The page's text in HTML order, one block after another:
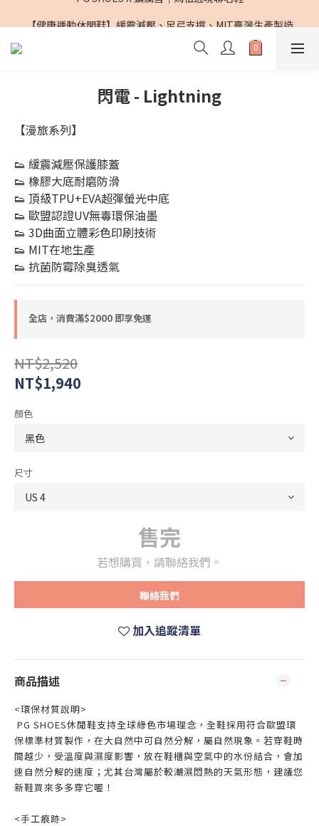
【健康運動休閒鞋】緩震減壓、足弓支撐、MIT臺灣生產製造
PG SHOES X 鎮瀾宮｜媽祖遶境聯名鞋
閃電 - Lightning
【漫旅系列】
👟 緩震減壓保護膝蓋
👟 橡膠大底耐磨防滑
👟 頂級TPU+EVA超彈螢光中底
👟 歐盟認證UV無毒環保油墨
👟 3D曲面立體彩色印刷技術
👟 MIT在地生產
👟 抗菌防霉除臭透氣
全店，消費滿$2000 即享免運
NT$2,520
NT$1,940
顏色
尺寸
售完
若想購買，請聯絡我們。
聯絡我們
加入追蹤清單
商品描述
<環保材質說明>
PG SHOES休閒鞋支持全球綠色市場理念，全鞋採用符合歐盟環
保標準材質製作，在大自然中可自然分解，屬自然現象。若穿鞋時
間越少，受溫度與濕度影響，放在鞋櫃與空氣中的水份結合，會加
速自然分解的速度；尤其台灣屬於較潮濕悶熱的天氣形態，建議您
新鞋買來多多穿它喔！
<手工痕跡>